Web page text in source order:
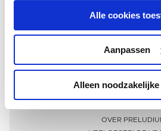
Alle cookies
Aanpassen
Alleen
Meer
OVER